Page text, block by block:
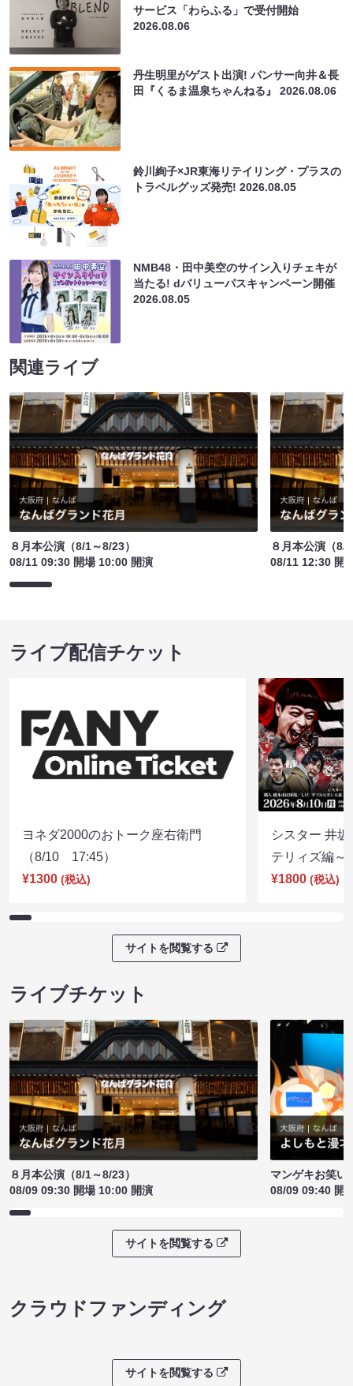
サービス「わらふる」で受付開始
2026.08.06
丹生明里がゲスト出演! パンサー向井＆長
田『くるま温泉ちゃんねる』2026.08.06
鈴川絢子×JR東海リテイリング・プラスの
トラベルグッズ発売!2026.08.05
NMB48・田中美空のサイン入りチェキが
当たる! dバリューパスキャンペーン開催
2026.08.05
関連ライブ
８月本公演（8/1～8/23）
08/11 09:30 開場 10:00 開演
８月本公演（8/
08/11 12:30 開
ライブ配信チケット
ヨネダ2000のおトーク座右衛門
（8/10 17:45）
¥1300 (税込)
シスター 井
テリィズ編
¥1800 (税込)
サイトを閲覧する
ライブチケット
８月本公演（8/1～8/23）
08/09 09:30 開場 10:00 開演
マンゲキお笑い
08/09 09:40 開
サイトを閲覧する
クラウドファンディング
サイトを閲覧する